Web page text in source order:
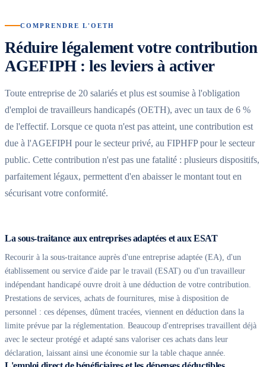
COMPRENDRE L'OETH
Réduire légalement votre contribution
AGEFIPH : les leviers à activer
Toute entreprise de 20 salariés et plus est soumise à l'obligation
d'emploi de travailleurs handicapés (OETH), avec un taux de 6 %
de l'effectif. Lorsque ce quota n'est pas atteint, une contribution est
due à l'AGEFIPH pour le secteur privé, au FIPHFP pour le secteur
public. Cette contribution n'est pas une fatalité : plusieurs dispositifs,
parfaitement légaux, permettent d'en abaisser le montant tout en
sécurisant votre conformité.
La sous-traitance aux entreprises adaptées et aux ESAT
Recourir à la sous-traitance auprès d'une entreprise adaptée (EA), d'un
établissement ou service d'aide par le travail (ESAT) ou d'un travailleur
indépendant handicapé ouvre droit à une déduction de votre contribution.
Prestations de services, achats de fournitures, mise à disposition de
personnel : ces dépenses, dûment tracées, viennent en déduction dans la
limite prévue par la réglementation. Beaucoup d'entreprises travaillent déjà
avec le secteur protégé et adapté sans valoriser ces achats dans leur
déclaration, laissant ainsi une économie sur la table chaque année.